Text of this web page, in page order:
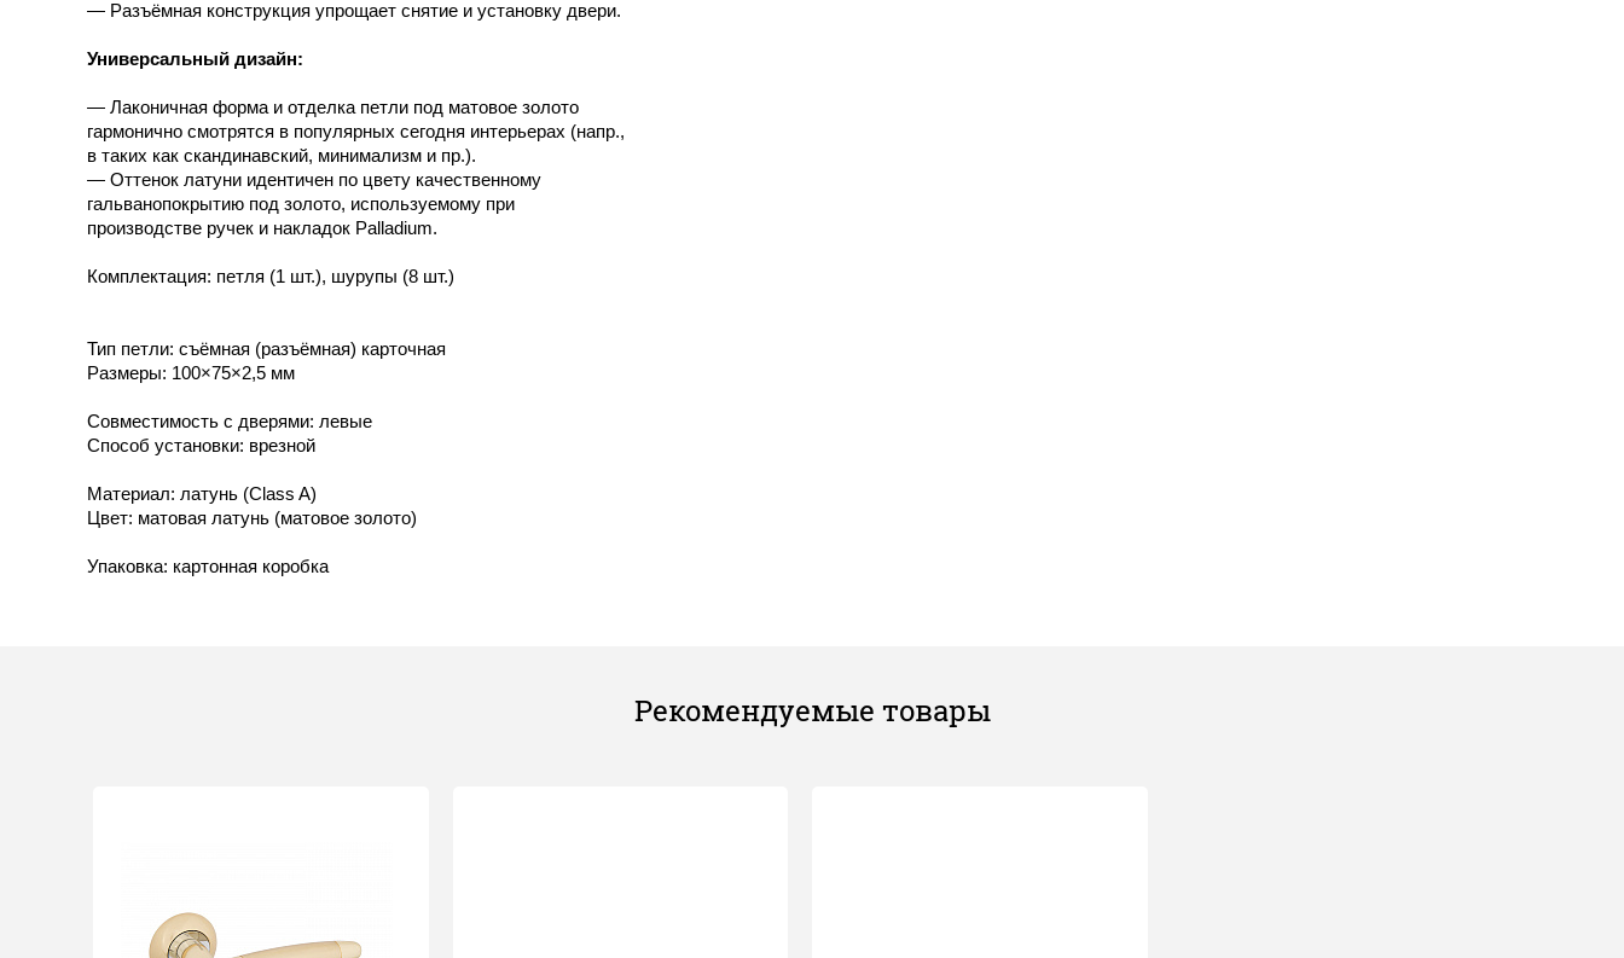
— Разъёмная конструкция упрощает снятие и установку двери.
Универсальный дизайн:
— Лаконичная форма и отделка петли под матовое золото
гармонично смотрятся в популярных сегодня интерьерах (напр.,
в таких как скандинавский, минимализм и пр.).
— Оттенок латуни идентичен по цвету качественному
гальванопокрытию под золото, используемому при
производстве ручек и накладок Palladium.
Комплектация: петля (1 шт.), шурупы (8 шт.)
Тип петли: съёмная (разъёмная) карточная
Размеры: 100×75×2,5 мм
Совместимость с дверями: левые
Способ установки: врезной
Материал: латунь (Class A)
Цвет: матовая латунь (матовое золото)
Упаковка: картонная коробка
Рекомендуемые товары